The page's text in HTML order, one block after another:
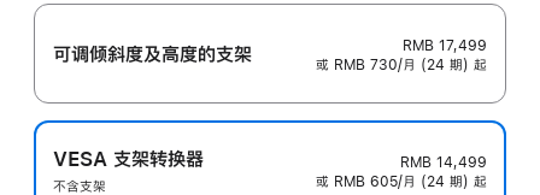
可调倾斜度及高‍度的支‍架
RMB 17,499
或 RMB 730/月 (24 期) 起
VESA 支架转换器
不含支架
RMB 14,499
或 RMB 605/月 (24 期) 起